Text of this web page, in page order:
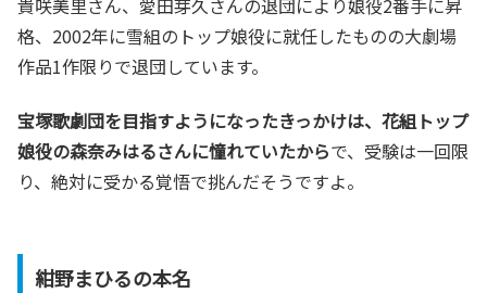
格、2002年に雪組のトップ娘役に就任したものの大劇場
作品1作限りで退団しています。
宝塚歌劇団を目指すようになったきっかけは、花組トップ
娘役の森奈みはるさんに憧れていたからで、受験は一回限
り、絶対に受かる覚悟で挑んだそうですよ。
紺野まひるの本名